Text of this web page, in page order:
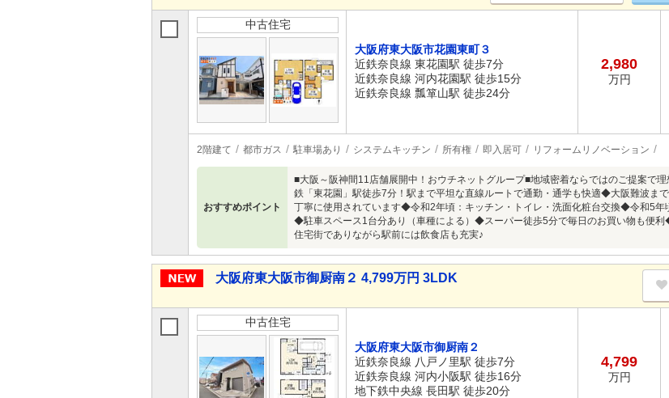
中古住宅
大阪府東大阪市花園東町３
近鉄奈良線 東花園駅 徒歩7分
近鉄奈良線 河内花園駅 徒歩15分
近鉄奈良線 瓢箪山駅 徒歩24分
2,980
万円
2階建て 都市ガス 駐車場あり システムキッチン 所有権 即入居可 リフォームリノベーション
おすすめポイント
■大阪～阪神間11店舗展開中！おウチネットグループ■地域密着ならではのご提案で
鉄「東花園」駅徒歩7分！駅まで平坦な直線ルートで通勤・通学も快適◆大阪難波ま
丁寧に使用されています◆令和2年頃：キッチン・トイレ・洗面化粧台交換◆令和5
◆駐車スペース1台分あり（車種による）◆スーパー徒歩5分で毎日のお買い物も便
住宅街でありながら駅前には飲食店も充実♪
大阪府東大阪市御厨南２ 4,799万円 3LDK
中古住宅
大阪府東大阪市御厨南２
近鉄奈良線 八戸ノ里駅 徒歩7分
近鉄奈良線 河内小阪駅 徒歩16分
地下鉄中央線 長田駅 徒歩20分
4,799
万円